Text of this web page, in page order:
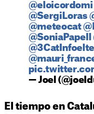
@eloicordomi
@SergiLoras
@meteocat
@SoniaPapell
— Joel
El tiempo en